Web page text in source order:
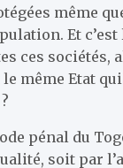
même
Et
ces sociétés,
le même Etat
pénal du
soit par